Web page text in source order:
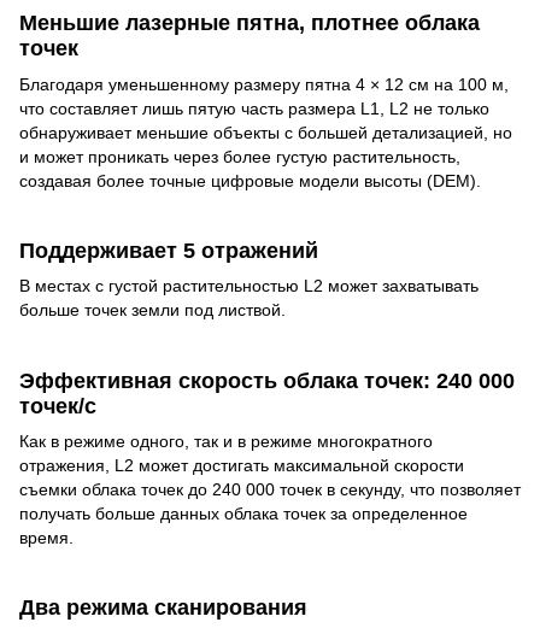
Меньшие лазерные пятна, плотнее облака
точек
Благодаря уменьшенному размеру пятна 4 × 12 см на 100 м,
что составляет лишь пятую часть размера L1, L2 не только
обнаруживает меньшие объекты с большей детализацией, но
и может проникать через более густую растительность,
создавая более точные цифровые модели высоты (DEM).
Поддерживает 5 отражений
В местах с густой растительностью L2 может захватывать
больше точек земли под листвой.
Эффективная скорость облака точек: 240 000
точек/с
Как в режиме одного, так и в режиме многократного
отражения, L2 может достигать максимальной скорости
съемки облака точек до 240 000 точек в секунду, что позволяет
получать больше данных облака точек за определенное
время.
Два режима сканирования